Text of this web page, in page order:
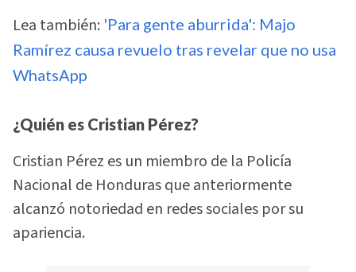
Lea también: 'Para gente aburrida': Majo
Ramírez causa revuelo tras revelar que no usa
WhatsApp
¿Quién es Cristian Pérez?
Cristian Pérez es un miembro de la Policía
Nacional de Honduras que anteriormente
alcanzó notoriedad en redes sociales por su
apariencia.